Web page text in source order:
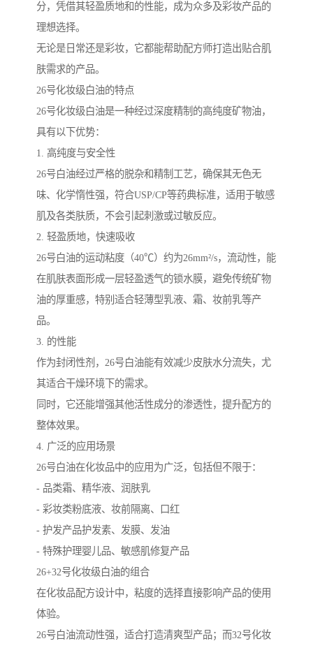
分，凭借其轻盈质地和的性能，成为众多及彩妆产品的
理想选择。
无论是日常还是彩妆，它都能帮助配方师打造出贴合肌
肤需求的产品。
26号化妆级白油的特点
26号化妆级白油是一种经过深度精制的高纯度矿物油，
具有以下优势：
1. 高纯度与安全性
26号白油经过严格的脱杂和精制工艺，确保其无色无
味、化学惰性强，符合USP/CP等药典标准，适用于敏感
肌及各类肤质，不会引起刺激或过敏反应。
2. 轻盈质地，快速吸收
26号白油的运动粘度（40℃）约为26mm²/s，流动性，能
在肌肤表面形成一层轻盈透气的锁水膜，避免传统矿物
油的厚重感，特别适合轻薄型乳液、霜、妆前乳等产
品。
3. 的性能
作为封闭性剂，26号白油能有效减少皮肤水分流失，尤
其适合干燥环境下的需求。
同时，它还能增强其他活性成分的渗透性，提升配方的
整体效果。
4. 广泛的应用场景
26号白油在化妆品中的应用为广泛，包括但不限于：
- 品类霜、精华液、润肤乳
- 彩妆类粉底液、妆前隔离、口红
- 护发产品护发素、发膜、发油
- 特殊护理婴儿品、敏感肌修复产品
26+32号化妆级白油的组合
在化妆品配方设计中，粘度的选择直接影响产品的使用
体验。
26号白油流动性强，适合打造清爽型产品；而32号化妆